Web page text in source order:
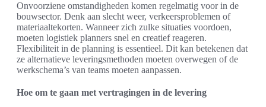
Onvoorziene omstandigheden komen regelmatig voor in de
bouwsector. Denk aan slecht weer, verkeersproblemen of
materiaaltekorten. Wanneer zich zulke situaties voordoen,
moeten logistiek planners snel en creatief reageren.
Flexibiliteit in de planning is essentieel. Dit kan betekenen dat
ze alternatieve leveringsmethoden moeten overwegen of de
werkschema’s van teams moeten aanpassen.
Hoe om te gaan met vertragingen in de levering